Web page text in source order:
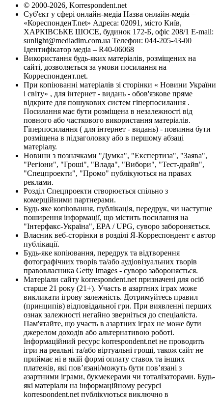
© 2000-2026, Korrespondent.net
Суб'єкт у сфері онлайн-медіа Назва онлайн-медіа –
«КореспонденТ.net» Адреса: 02091, місто Київ,
ХАРКІВСЬКЕ ШОСЕ, будинок 172-Б, офіс 208/1 E-mail:
sunlight@mediadim.com.ua Телефон: 044-205-43-00
Ідентифікатор медіа – R40-06068
Використання будь-яких матеріалів, розміщених на
сайті, дозволяється за умови посилання на
Корреспондент.net.
При копіюванні матеріалів зі сторінки « Новини України
і світу» , для інтернет - видань - обов'язкове пряме
відкрите для пошукових систем гіперпосилання .
Посилання має бути розміщена в незалежності від
повного або часткового використання матеріалів.
Гіперпосилання ( для інтернет - видань) - повинна бути
розміщена в підзаголовку або в першому абзаці
матеріалу.
Новини з позначками "Думка", "Експертиза", "Заява",
"Регіони", "Гроші", "Влада", "Вибори", "Тест-драйв",
"Спецпроекти", "Промо" публікуються на правах
реклами.
Розділ Спецпроекти створюється спільно з
комерційними партнерами.
Будь яке копіювання, публікація, передрук, чи наступне
поширення інформації, що містить посилання на
"Інтерфакс-Україна", EPA / UPG, суворо забороняється.
Власник веб-сторінки в розділі Я-Корреспондент є автор
публікації.
Будь-яке копіювання, передрук та відтворення
фотографічних творів та/або аудіовізуальних творів
правовласника Getty Images - суворо забороняється.
Матеріали сайту korrespondent.net призначені для осіб
старше 21 року (21+). Участь в азартних іграх може
викликати ігрову залежність. Дотримуйтесь правил
(принципів) відповідальної гри. При виявленні перших
ознак залежності негайно зверніться до спеціаліста.
Пам'ятайте, що участь в азартних іграх не може бути
джерелом доходів або альтернативою роботі.
Інформаційний ресурс korrespondent.net не проводить
ігри на реальні та/або віртуальні гроші, також сайт не
приймає ні в якій формі оплату ставок та інших
платежів, які пов’язані/можуть бути пов’язані з
азартними іграми, букмекерами чи тоталізаторами. Будь-
які матеріали на інформаційному ресурсі
korrespondent.net публікуються виключно в